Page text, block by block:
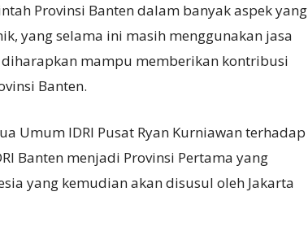
Provinsi Banten dalam banyak aspek yang
yang selama ini masih menggunakan jasa
mampu memberikan kontribusi
Banten.
Umum IDRI Pusat Ryan Kurniawan terhadap
Banten menjadi Provinsi Pertama yang
yang kemudian akan disusul oleh Jakarta